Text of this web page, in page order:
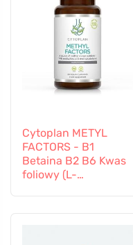
Cytoplan METYL
FACTORS - B1
Betaina B2 B6 Kwas
foliowy (L-